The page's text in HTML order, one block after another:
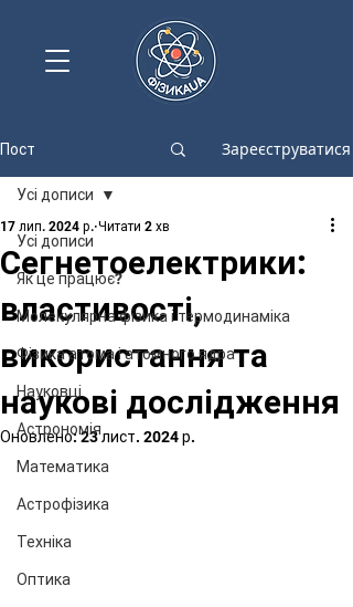
Пост Зареєструватися
Усі дописи
Як це працює?
Молекулярна фізика і термодинаміка
Фізика атома і атомного ядра
Науковці
Астрономія
Математика
Астрофізика
Техніка
Оптика
Усі дописи
Сегнетоелектрики:
властивості,
використання та
наукові дослідження
17 лип. 2024 р. Читати 2 хв
Оновлено:23 лист. 2024 р.